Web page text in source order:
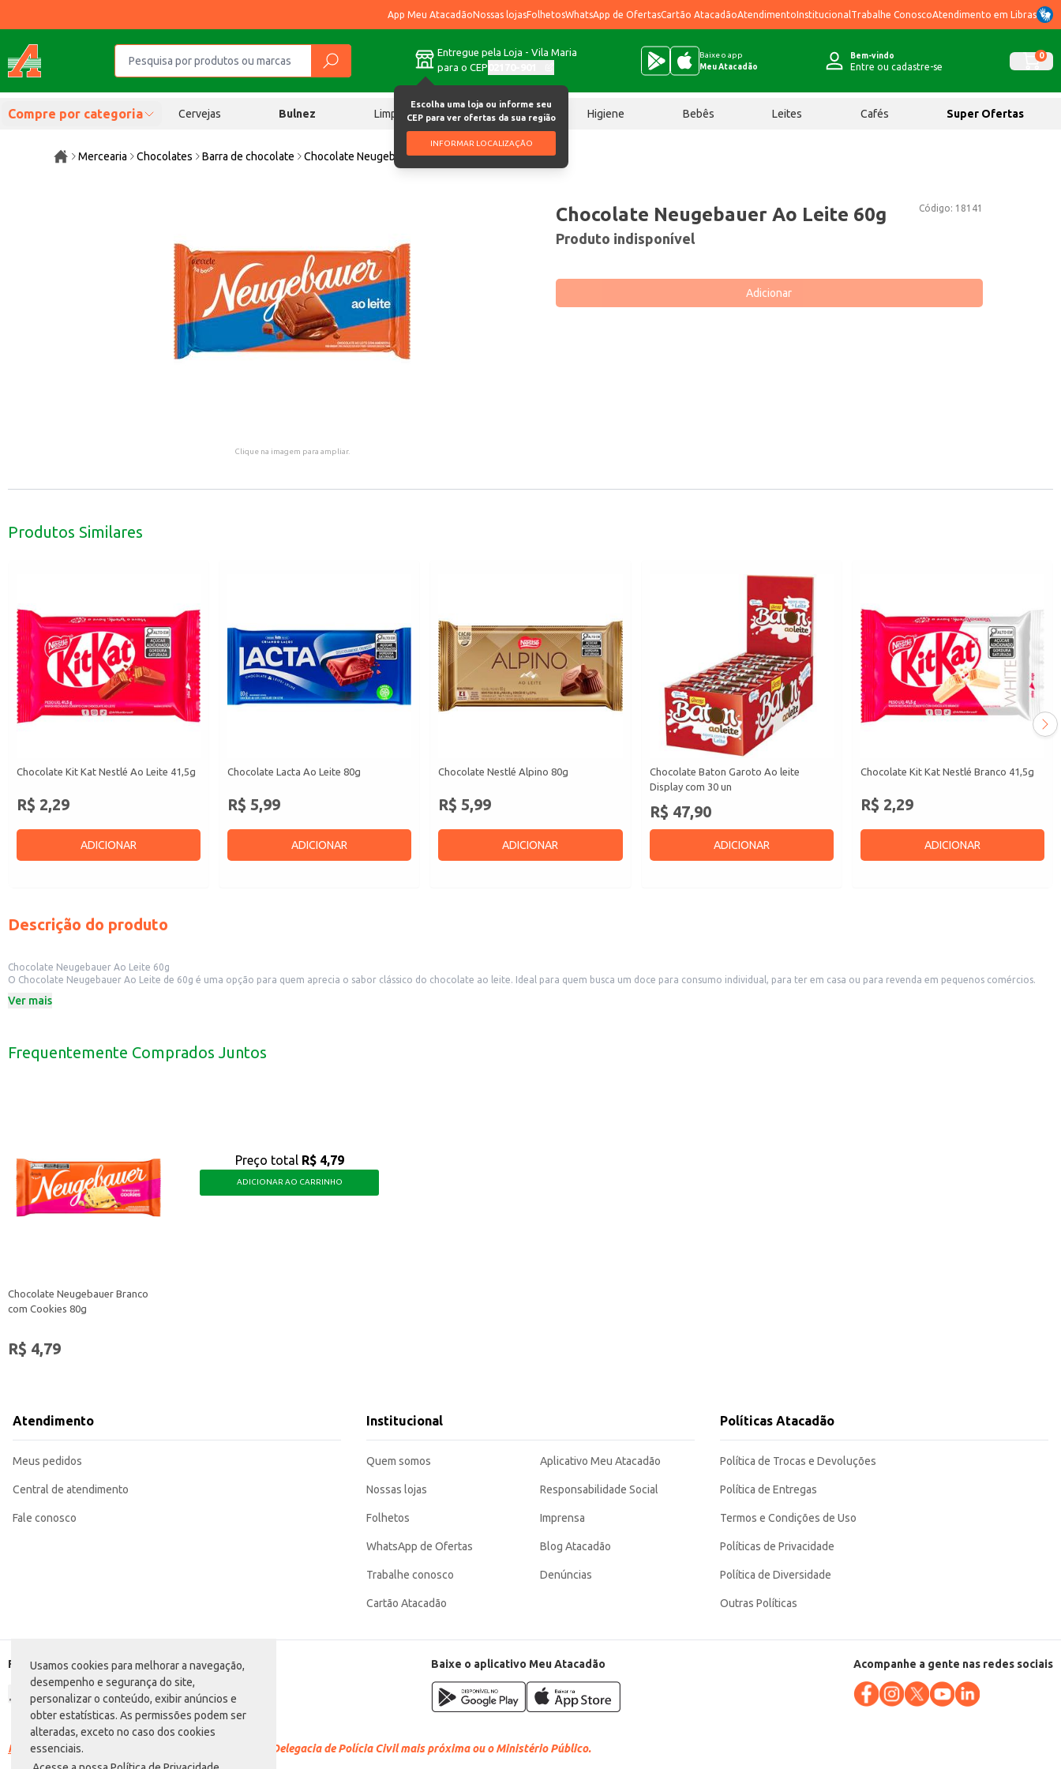
Usamos cookies para melhorar a navegação,
desempenho e segurança do site,
personalizar o conteúdo, exibir anúncios e
obter estatísticas. As permissões podem ser
alteradas, exceto no caso dos cookies
essenciais.
App Meu AtacadãoNossas lojasFolhetosWhatsApp de OfertasCartão AtacadãoAtendimentoInstitucional Trabalhe ConoscoAtendimento em Libras
Entregue pela Loja - Vila Maria
para o CEP
Escolha uma loja ou informe seu
CEP para ver ofertas da sua região
INFORMAR LOCALIZAÇÃO
Baixe o app
Meu Atacadão
Bem-vindo
Entre ou cadastre-se
0
Compre por categoria Cervejas Bulnez Limpeza Chocolates Higiene Bebês Leites Cafés Super Ofertas
Mercearia Chocolates Barra de chocolate Chocolate Neugebauer Ao Leite 60g
Clique na imagem para ampliar.
Código: 18141
Chocolate Neugebauer Ao Leite 60g
Produto indisponível
Adicionar
Produtos Similares
Chocolate Kit Kat Nestlé Ao Leite 41,5g
R$ 2,29
ADICIONAR
Chocolate Lacta Ao Leite 80g
R$ 5,99
ADICIONAR
Chocolate Nestlé Alpino 80g
R$ 5,99
ADICIONAR
Chocolate Baton Garoto Ao leite
Display com 30 un
R$ 47,90
ADICIONAR
Chocolate Kit Kat Nestlé Branco 41,5g
R$ 2,29
ADICIONAR
Descrição do produto
Chocolate Neugebauer Ao Leite 60g
O Chocolate Neugebauer Ao Leite de 60g é uma opção para quem aprecia o sabor clássico do chocolate ao leite. Ideal para quem busca um doce para consumo individual, para ter em casa ou para revenda em pequenos comércios.
Perfeito para um lanche rápido e saboroso.
Ver mais
Frequentemente Comprados Juntos
Chocolate Neugebauer Branco
com Cookies 80g
R$ 4,79
Preço total R$ 4,79
ADICIONAR AO CARRINHO
Atendimento
Meus pedidos
Central de atendimento
Fale conosco
Institucional
Quem somos
Nossas lojas
Folhetos
WhatsApp de Ofertas
Trabalhe conosco
Cartão Atacadão
Aplicativo Meu Atacadão
Responsabilidade Social
Imprensa
Blog Atacadão
Denúncias
Políticas Atacadão
Política de Trocas e Devoluções
Política de Entregas
Termos e Condições de Uso
Políticas de Privacidade
Política de Diversidade
Outras Políticas
Formas de pagamento Baixe o aplicativo Meu Atacadão Acompanhe a gente nas redes sociais
Racismo é crime. Denuncie. Disque 100 ou procure a Delegacia de Polícia Civil mais próxima ou o Ministério Público.